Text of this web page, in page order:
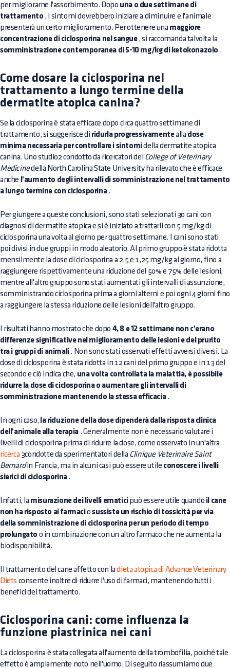
per migliorarne l'assorbimento. Dopo una o due settimane di
trattamento , i sintomi dovrebbero iniziare a diminuire e l'animale
presenterà un certo miglioramento. Per ottenere una maggiore
concentrazione di ciclosporina nel sangue, si raccomanda talvolta la
somministrazione contemporanea di 5-10 mg/kg di ketokonazolo .
Come dosare la ciclosporina nel
trattamento a lungo termine della
dermatite atopica canina?
Se la ciclosporina è stata efficace dopo circa quattro settimane di
trattamento, si suggerisce di ridurla progressivamentealla dose
minima necessaria per controllare i sintomidella dermatite atopica
canina. Uno studio2 condotto da ricercatori del College of Veterinary
Medicinedella North Carolina State University ha rilevato che è efficace
anche l'aumento degli intervalli di somministrazione nel trattamento
a lungo termine con ciclosporina.
Per giungere a queste conclusioni, sono stati selezionati 30 cani con
diagnosi di dermatite atopica e si è iniziato a trattarli con 5 mg/kg di
ciclosporina una volta al giorno per quattro settimane. I cani sono stati
poi divisi in due gruppi in modo aleatorio. Al primo gruppo è stata ridotta
mensilmente la dose di ciclosporina a 2,5 e 1,25 mg/kg al giorno, fino a
raggiungere rispettivamente una riduzione del 50% e 75% delle lesioni,
mentre all'altro gruppo sono stati aumentati gli intervalli di assunzione,
somministrando ciclosporina prima a giorni alterni e poi ogni 4 giorni fino
a raggiungere la stessa riduzione delle lesioni dell'altro gruppo.
I risultati hanno mostrato che dopo 4, 8 e 12 settimane non c'erano
differenze significative nel miglioramento delle lesioni e del prurito
tra i gruppi di animali. Non sono stati osservati effetti avversi diversi. La
dose di ciclosporina è stata ridotta in 12 cani del primo gruppo e in 13 del
secondo e ciò indica che, una volta controllata la malattia, è possibile
ridurre la dose di ciclosporina o aumentare gli intervalli di
somministrazione mantenendo la stessa efficacia.
In ogni caso, la riduzione della dose dipenderà dalla risposta clinica
dell'animale alla terapia . Generalmente non è necessario valutare i
livelli di ciclosporina prima di ridurre la dose, come osservato in un'altra
ricerca 3condotte da sperimentatori della Clinique Veterinaire Saint
Bernardin Francia, ma in alcuni casi può essere utile conoscere i livelli
sierici di ciclosporina.
Infatti, la misurazione dei livelli ematicipuò essere utile quando il cane
non ha risposto ai farmaciosussiste un rischio di tossicità per via
della somministrazione di ciclosporina per un periodo di tempo
prolungato o in combinazione con un altro farmaco che ne aumenta la
biodisponibilità.
Il trattamento del cane affetto con ladieta atopica di Advance Veterinary
Diets consente inoltre di ridurre l'uso di farmaci, mantenendo tutti i
benefici del trattamento.
Ciclosporina cani: come influenza la
funzione piastrinica nei cani
La ciclosporina è stata collegata all'aumento della trombofilia, poiché tale
effetto è ampiamente noto nell'uomo. Di seguito riassumiamo due